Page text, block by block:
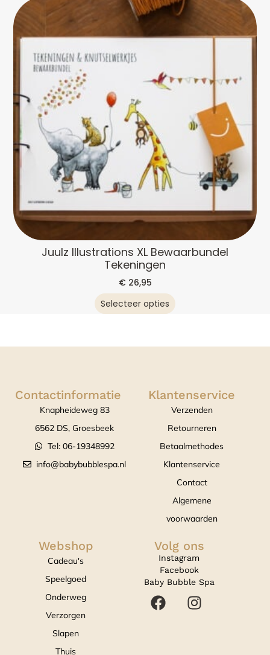
Juulz Illustrations XL Bewaarbundel
Tekeningen
€26,95
Selecteer opties
Contactinformatie
Knapheideweg 83
6562 DS, Groesbeek
Tel: 06-19348992
info@babybubblespa.nl
Klantenservice
Verzenden
Retourneren
Betaalmethodes
Klantenservice
Contact
Algemene
voorwaarden
Webshop
Cadeau's
Speelgoed
Onderweg
Verzorgen
Slapen
Thuis
Volg ons
Instagram
Facebook
Baby Bubble Spa